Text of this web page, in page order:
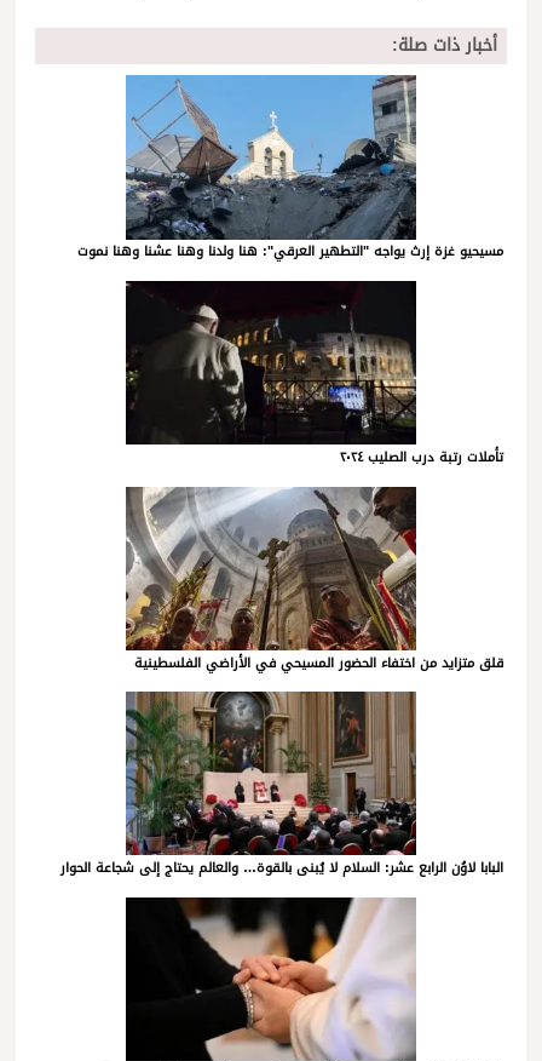
أخبار ذات صلة:
مسيحيو غزة إرث يواجه "التطهير العرقي": هنا ولدنا وهنا عشنا وهنا نموت
تأملات رتبة درب الصليب ٢٠٢٤
قلق متزايد من اختفاء الحضور المسيحي في الأراضي الفلسطينية
البابا لاوُن الرابع عشر: السلام لا يُبنى بالقوة… والعالم يحتاج إلى شجاعة الحوار